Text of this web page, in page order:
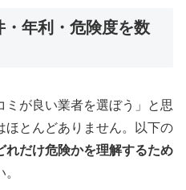
年利・危険度を数
が良い業者を選ぼう」と思
ほとんどありません。以下の
れだけ危険かを理解するため